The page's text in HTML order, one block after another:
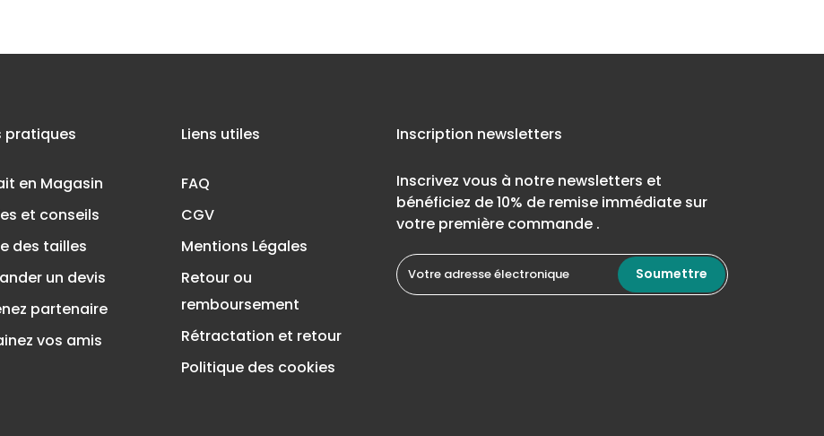
pratiques
en Magasin
et conseils
des tailles
un devis
partenaire
vos amis
Liens utiles
FAQ
CGV
Mentions Légales
Retour ou
remboursement
Rétractation et retour
Politique des cookies
Inscription newsletters
Inscrivez vous à notre newsletters et
bénéficiez de 10% de remise immédiate sur
votre première commande .
Soumettre